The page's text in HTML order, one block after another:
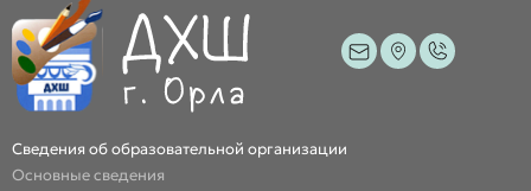
Сведения об образовательной организации
Основные сведения